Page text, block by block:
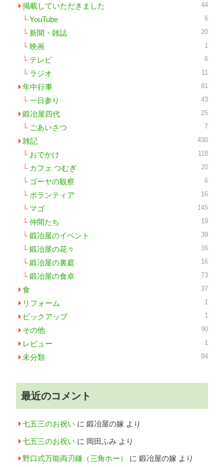
掲載していただきました 44
YouTube 6
新聞・雑誌 20
映画 1
テレビ 6
ラジオ 11
年中行事 91
一日参り 43
鍛冶屋四代 25
ごあいさつ 7
雑記 430
おでかけ 118
カフェ つむぎ 20
ゴーヤの観察 6
ボランティア 16
マゴ 145
仲間たち 19
鍛冶屋のイベント 39
鍛冶屋の花々 16
鍛冶屋の裏庭 16
鍛冶屋の食卓 73
食 37
リフォーム 1
ピックアップ 1
その他 90
レビュー 1
未分類 84
最近のコメント
七五三のお祝い に 鍛冶屋の嫁 より
七五三のお祝い に 岡田ふみ より
野口式万能両刃鎌（三角ホー） に 鍛冶屋の嫁 より